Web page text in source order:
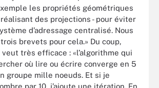
les propriétés géométriques
des projections - pour éviter
d’adressage centralisé. Nous
brevets pour cela.» Du coup,
veut très efficace : «l’algorithme qui
où lire ou écrire converge en 5
groupe mille noeuds. Et si je
par 10, j’ajoute une itération. En